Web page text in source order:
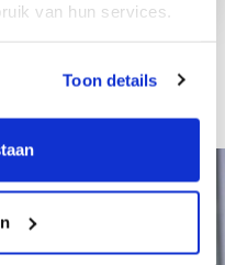
van hun services.
Toon details